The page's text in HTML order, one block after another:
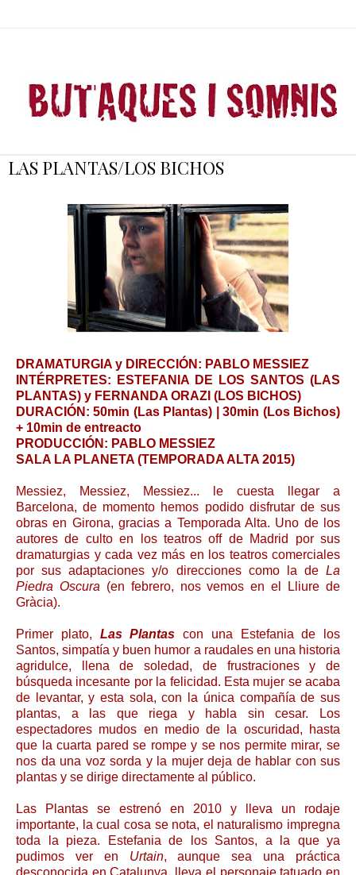
LAS PLANTAS/LOS BICHOS
DRAMATURGIA y DIRECCIÓN: PABLO MESSIEZ
INTÉRPRETES: ESTEFANIA DE LOS SANTOS (LAS
PLANTAS) y FERNANDA ORAZI (LOS BICHOS)
DURACIÓN: 50min (Las Plantas) | 30min (Los Bichos)
+ 10min de entreacto
PRODUCCIÓN: PABLO MESSIEZ
SALA LA PLANETA (TEMPORADA ALTA 2015)
Messiez, Messiez, Messiez... le cuesta llegar a
Barcelona, de momento hemos podido disfrutar de sus
obras en Girona, gracias a Temporada Alta. Uno de los
autores de culto en los teatros off de Madrid por sus
dramaturgias y cada vez más en los teatros comerciales
por sus adaptaciones y/o direcciones como la de La
Piedra Oscura (en febrero, nos vemos en el Lliure de
Gràcia).
Primer plato, Las Plantas con una Estefania de los
Santos, simpatía y buen humor a raudales en una historia
agridulce, llena de soledad, de frustraciones y de
búsqueda incesante por la felicidad. Esta mujer se acaba
de levantar, y esta sola, con la única compañía de sus
plantas, a las que riega y habla sin cesar. Los
espectadores mudos en medio de la oscuridad, hasta
que la cuarta pared se rompe y se nos permite mirar, se
nos da una voz sorda y la mujer deja de hablar con sus
plantas y se dirige directamente al público.
Las Plantas se estrenó en 2010 y lleva un rodaje
importante, la cual cosa se nota, el naturalismo impregna
toda la pieza. Estefania de los Santos, a la que ya
pudimos ver en Urtain, aunque sea una práctica
desconocida en Catalunya, lleva el personaje tatuado en